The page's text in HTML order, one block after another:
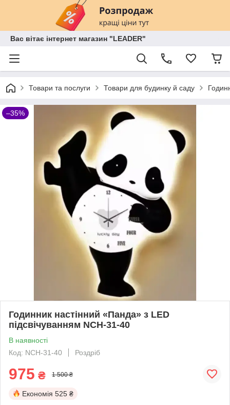
Вас вітає інтернет магазин "LEADER"
Товари та послуги Товари для будинку й саду
–35%
Годинник настінний «Панда» з LED
підсвічуванням NCH-31-40
В наявності
Код: NCH-31-40
Роздріб
975 ₴ 1 500 ₴
Економія 525 ₴